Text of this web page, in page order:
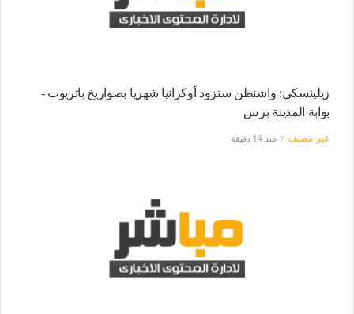
زيلينسكي: واشنطن ستزود أوكرانيا شهريا بصواريخ باتريوت -
بوابة المدينة برس
غير مصنف منذ 14 دقيقة